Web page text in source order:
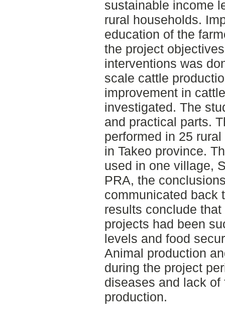
sustainable income
rural households.
education of the
the project
interventions was
scale cattle
improvement in
investigated. The
and practical parts.
performed in 25
in Takeo province.
used in one village,
PRA, the
communicated back
results conclude
projects had been
levels and food
Animal production
during the project
diseases and lack
production.